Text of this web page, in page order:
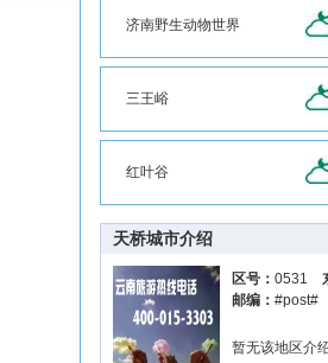
济南野生动物世界
三王峪
红叶谷
天桥城市介绍
区号： 0531
邮编：
暂无该地区介